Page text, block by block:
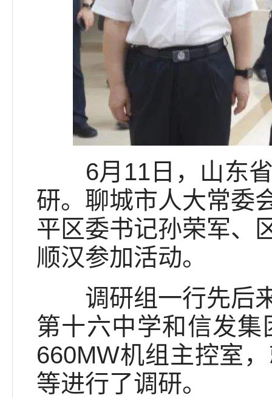
6月11日，山东省
研。聊城市人大常委
平区委书记孙荣军、
顺汉参加活动。
调研组一行先后来
第十六中学和信发
660MW机组主控室
等进行了调研。